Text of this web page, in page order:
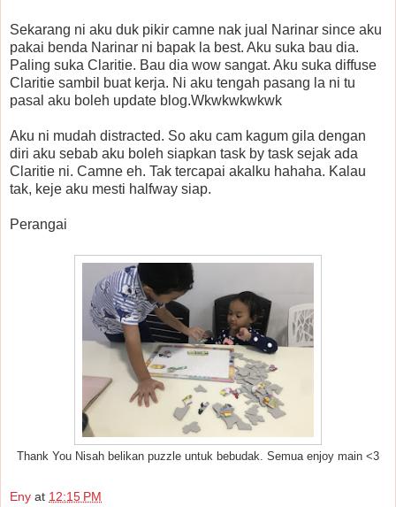
Sekarang ni aku duk pikir camne nak jual Narinar since aku
pakai benda Narinar ni bapak la best. Aku suka bau dia.
Paling suka Claritie. Bau dia wow sangat. Aku suka diffuse
Claritie sambil buat kerja. Ni aku tengah pasang la ni tu
pasal aku boleh update blog.Wkwkwkwkwk
Aku ni mudah distracted. So aku cam kagum gila dengan
diri aku sebab aku boleh siapkan task by task sejak ada
Claritie ni. Camne eh. Tak tercapai akalku hahaha. Kalau
tak, keje aku mesti halfway siap.
Perangai
Thank You Nisah belikan puzzle untuk bebudak. Semua enjoy main <3
Eny at 12:15 PM